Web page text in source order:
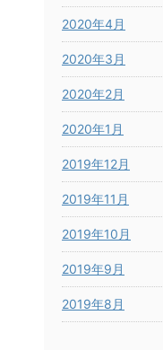
2020年4月
2020年3月
2020年2月
2020年1月
2019年12月
2019年11月
2019年10月
2019年9月
2019年8月